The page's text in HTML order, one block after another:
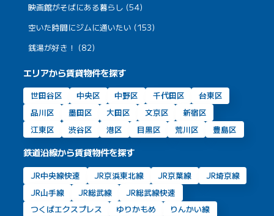
映画館がそばにある暮らし (54)
空いた時間にジムに通いたい (153)
銭湯が好き！ (82)
エリアから賃貸物件を探す
世田谷区 中央区 中野区 千代田区
台東区
品川区
墨田区 大田区 文京区
新宿区
江東区
渋谷区 港区 目黒区 荒川区 豊島区
鉄道沿線から賃貸物件を探す
JR中央線快速 JR京浜東北線 JR京葉線
JR埼京線
JR山手線
JR総武線
JR総武線快速
つくばエクスプレス
ゆりかもめ
りんかい線